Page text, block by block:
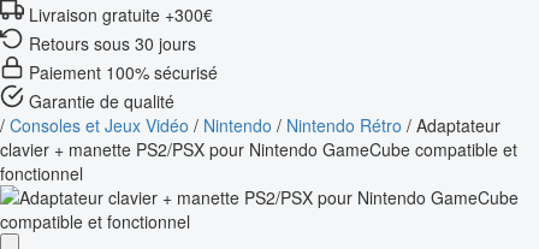
Livraison gratuite +300€
Retours sous 30 jours
Paiement 100% sécurisé
Garantie de qualité
/ Consoles et Jeux Vidéo / Nintendo / Nintendo Rétro / Adaptateur
clavier + manette PS2/PSX pour Nintendo GameCube compatible et
fonctionnel